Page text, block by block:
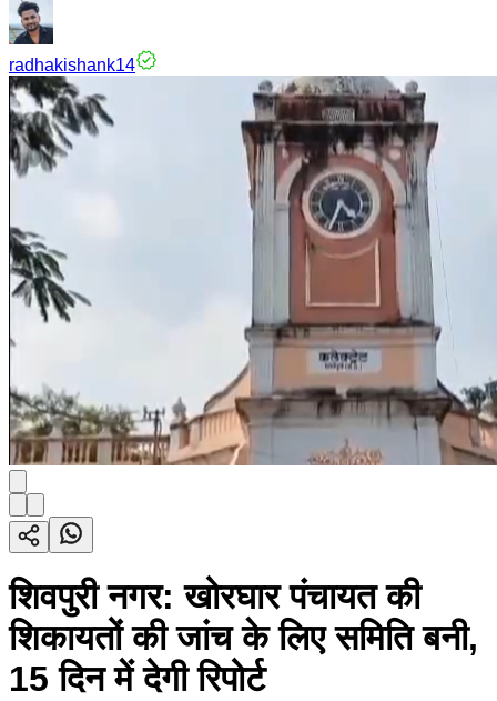
radhakishank14
शिवपुरी नगर: खोरघार पंचायत की
शिकायतों की जांच के लिए समिति बनी,
15 दिन में देगी रिपोर्ट